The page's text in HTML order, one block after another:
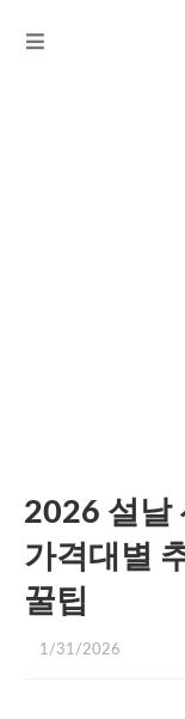
2026 설날
가격대별
꿀팁
1/31/2026